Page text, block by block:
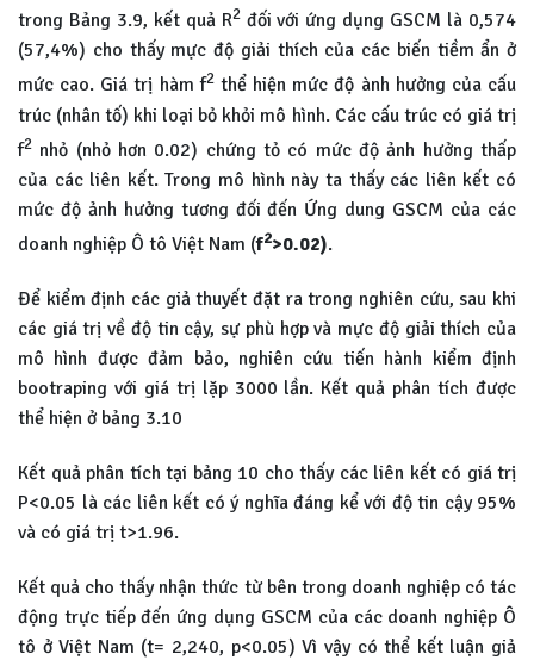
trong Bảng 3.9, kết quả R2đối với ứng dụng GSCM là 0,574
(57,4%) cho thấy mực độ giải thích của các biến tiềm ẩn ở
mức cao. Giá trị hàm f2thể hiện mức độ ành hưởng của cấu
trúc (nhân tố) khi loại bỏ khỏi mô hình. Các cấu trúc có giá trị
f2 nhỏ (nhỏ hơn 0.02) chứng tỏ có mức độ ảnh hưởng thấp
của các liên kết. Trong mô hình này ta thấy các liên kết có
mức độ ảnh hưởng tương đối đến Ứng dung GSCM của các
doanh nghiệp Ô tô Việt Nam (f2>0.02).
Để kiểm định các giả thuyết đặt ra trong nghiên cứu, sau khi
các giá trị về độ tin cậy, sự phù hợp và mực độ giải thích của
mô hình được đảm bảo, nghiên cứu tiến hành kiểm định
bootraping với giá trị lặp 3000 lần. Kết quả phân tích được
thể hiện ở bảng 3.10
Kết quả phân tích tại bảng 10 cho thấy các liên kết có giá trị
P<0.05 là các liên kết có ý nghĩa đáng kể với độ tin cậy 95%
và có giá trị t>1.96.
Kết quả cho thấy nhận thức từ bên trong doanh nghiệp có tác
động trực tiếp đến ứng dụng GSCM của các doanh nghiệp Ô
tô ở Việt Nam (t= 2,240, p<0.05) Vì vậy có thể kết luận giả